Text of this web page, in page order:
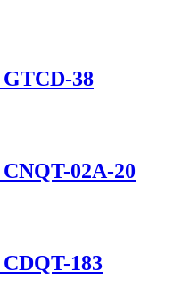
38
02A-20
183